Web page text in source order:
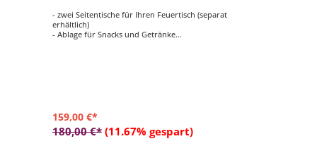
- zwei Seitentische für Ihren Feuertisch (separat
erhältlich)
- Ablage für Snacks und Getränke
159,00 €*
180,00 €* (11.67% gespart)